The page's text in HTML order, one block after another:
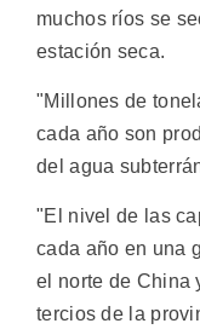
muchos ríos se
estación seca.
"Millones de
cada año son
del agua
"El nivel de las
cada año en una
el norte de China
tercios de la